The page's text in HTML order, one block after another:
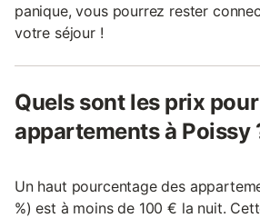
panique, vous pourrez rester
votre séjour !
Quels sont les prix
appartements à Poissy
Un haut pourcentage des
%) est à moins de 100 € la nuit.